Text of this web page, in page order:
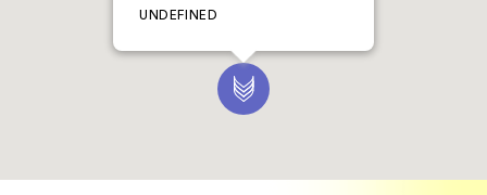
UNDEFINED